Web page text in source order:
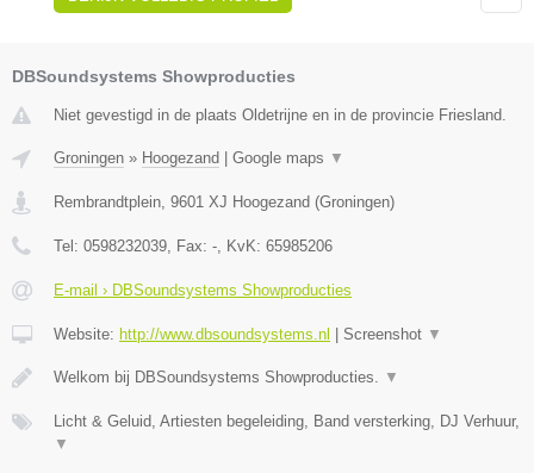
DBSoundsystems Showproducties
Niet gevestigd in de plaats Oldetrijne en in de provincie Friesland.
Groningen » Hoogezand | Google maps ▼
Rembrandtplein 9601 XJ Hoogezand (Groningen)
Tel: 0598232039 , Fax: - , KvK: 65985206
E-mail › DBSoundsystems Showproducties
Website: http://www.dbsoundsystems.nl | Screenshot ▼
Welkom bij DBSoundsystems Showproducties. ▼
Licht & Geluid, Artiesten begeleiding, Band versterking, DJ Verhuur,
▼